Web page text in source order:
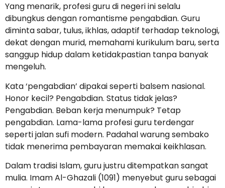
Yang menarik, profesi guru di negeri ini selalu
dibungkus dengan romantisme pengabdian. Guru
diminta sabar, tulus, ikhlas, adaptif terhadap teknologi,
dekat dengan murid, memahami kurikulum baru, serta
sanggup hidup dalam ketidakpastian tanpa banyak
mengeluh.
Kata ‘pengabdian’ dipakai seperti balsem nasional.
Honor kecil? Pengabdian. Status tidak jelas?
Pengabdian. Beban kerja menumpuk? Tetap
pengabdian. Lama-lama profesi guru terdengar
seperti jalan sufi modern. Padahal warung sembako
tidak menerima pembayaran memakai keikhlasan.
Dalam tradisi Islam, guru justru ditempatkan sangat
mulia. Imam Al-Ghazali (1091) menyebut guru sebagai